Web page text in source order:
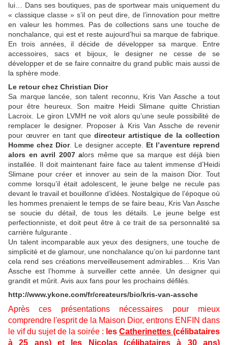
lui… Dans ses boutiques, pas de sportwear mais uniquement du
« classique classe » s’il on peut dire, de l’innovation pour mettre
en valeur les hommes. Pas de collections sans une touche de
nonchalance, qui est et reste aujourd’hui sa marque de fabrique.
En trois années, il décide de développer sa marque. Entre
accessoires, sacs et bijoux, le designer ne cesse de se
développer et de se faire connaitre du grand public mais aussi de
la sphère mode.
Le retour chez Christian Dior
Sa marque lancée, son talent reconnu, Kris Van Assche a tout
pour être heureux. Son maitre Heidi Slimane quitte Christian
Lacroix. Le giron LVMH ne voit alors qu’une seule possibilité de
remplacer le designer. Proposer à Kris Van Assche de revenir
pour œuvrer en tant que directeur artistique de la collection
Homme chez Dior. Le designer accepte. Et l’aventure reprend
alors en avril 2007 alors même que sa marque est déjà bien
installée. Il doit maintenant faire face au talent immense d’Heidi
Slimane pour créer et innover au sein de la maison Dior. Tout
comme lorsqu’il était adolescent, le jeune belge ne recule pas
devant le travail et bouillonne d’idées. Nostalgique de l’époque où
les hommes prenaient le temps de se faire beau, Kris Van Assche
se soucie du détail, de tous les détails. Le jeune belge est
perfectionniste, et doit peut être à ce trait de sa personnalité sa
carrière fulgurante .
Un talent incomparable aux yeux des designers, une touche de
simplicité et de glamour, une nonchalance qu’on lui pardonne tant
cela rend ses créations merveilleusement admirables… Kris Van
Assche est l’homme à surveiller cette année. Un designer qui
grandit et mûrit. Avis aux fans pour les prochains défilés.
http://www.ykone.com/fr/createurs/bio/kris-van-assche
Après ces présentations nécessaires pour mieux
comprendre l'esprit de la Maison Dior, entrons ENFIN dans
le vif du sujet de la soirée : les Catherinettes (célibataires
à 25 ans) et les
Nicolas(célibataires à 30 ans)